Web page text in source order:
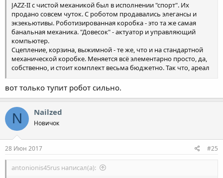
JAZZ-II с чистой механикой был в исполнении "спорт". Их
продано совсем чуток. С роботом продавались элегансы и
экзекьютивы. Роботизированная коробка - это та же самая
банальная механика. "Довесок" - актуатор и управляющий
компьютер.
Сцепление, корзина, выжимной - те же, что и на стандартной
механической коробке. Меняется всё элементарно просто, да,
собственно, и стоит комплект весьма бюджетно. Так что, ареал
вот только тупит робот сильно.
N Nailzed
Новичок
28 Июн 2017 #25
antonionis45rus написал(а):